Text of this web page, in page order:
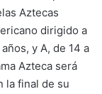
Aztecas
dirigido a
y A, de 14 a
Azteca será
la final de su